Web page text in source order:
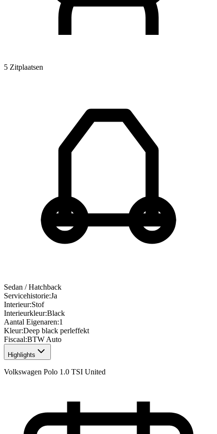
5 Zitplaatsen
Sedan / Hatchback
Servicehistorie:Ja
Interieur:Stof
Interieurkleur:Black
Aantal Eigenaren:1
Kleur:Deep black perleffekt
Fiscaal:BTW Auto
Highlights
Volkswagen Polo 1.0 TSI United